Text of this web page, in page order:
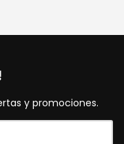
y promociones.